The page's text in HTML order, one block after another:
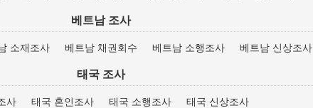
베트남 조사
소재조사 베트남 채권회수 베트남 소행조사 베트남 신상조사
태국 조사
사 태국 혼인조사 태국 소행조사 태국 신상조사